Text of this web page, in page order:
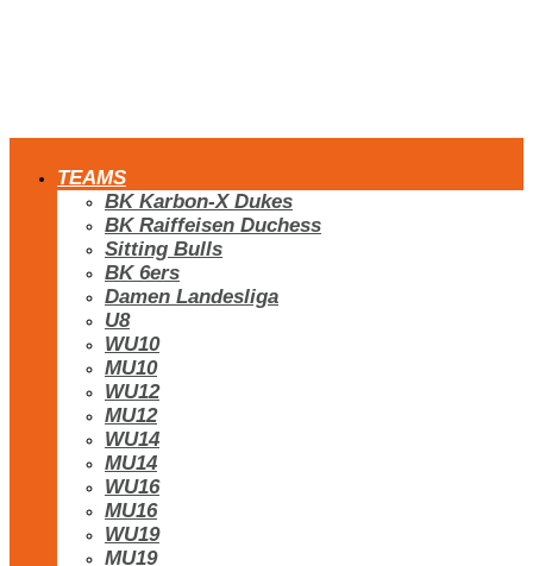
TEAMS
BK Karbon-X Dukes
BK Raiffeisen Duchess
Sitting Bulls
BK 6ers
Damen Landesliga
U8
WU10
MU10
WU12
MU12
WU14
MU14
WU16
MU16
WU19
MU19